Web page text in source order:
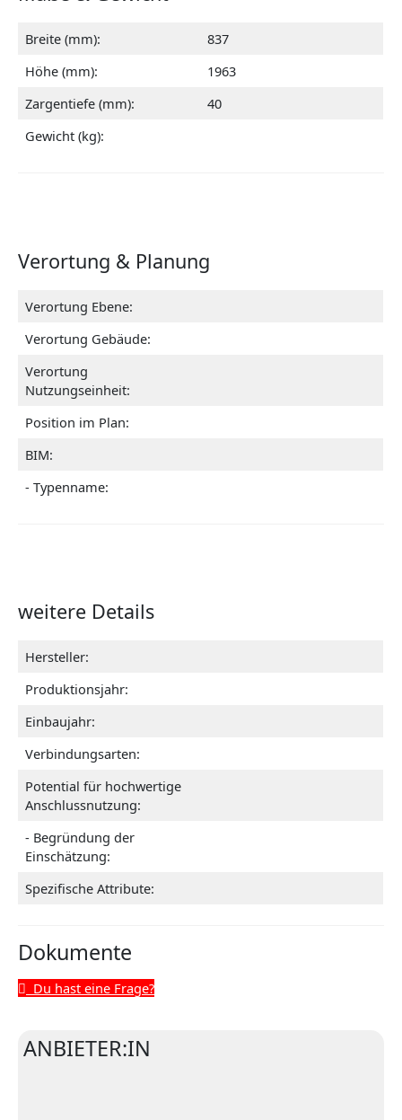
Breite (mm):
837
Höhe (mm):
1963
Zargentiefe (mm):
40
Gewicht (kg):
Verortung & Planung
Verortung Ebene:
Verortung Gebäude:
Verortung
Nutzungseinheit:
Position im Plan:
BIM:
- Typenname:
weitere Details
Hersteller:
Produktionsjahr:
Einbaujahr:
Verbindungsarten:
Potential für hochwertige
Anschlussnutzung:
- Begründung der
Einschätzung:
Spezifische Attribute:
Dokumente
Du hast eine Frage?
ANBIETER:IN